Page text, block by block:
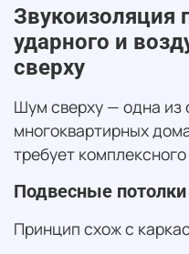
Звукоизоляция
ударного и
сверху
Шум сверху — одна из
многоквартирных
требует
Подвесные потолки
Принцип схож с